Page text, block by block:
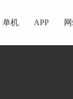
单机 APP